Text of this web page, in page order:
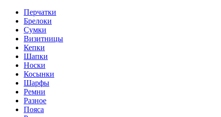
Перчатки
Брелоки
Сумки
Визитницы
Кепки
Шапки
Носки
Косынки
Шарфы
Ремни
Разное
Пояса